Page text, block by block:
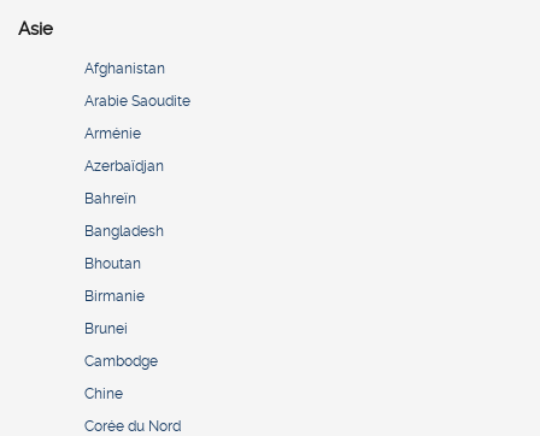
Asie
Afghanistan
Arabie Saoudite
Arménie
Azerbaïdjan
Bahreïn
Bangladesh
Bhoutan
Birmanie
Brunei
Cambodge
Chine
Corée du Nord